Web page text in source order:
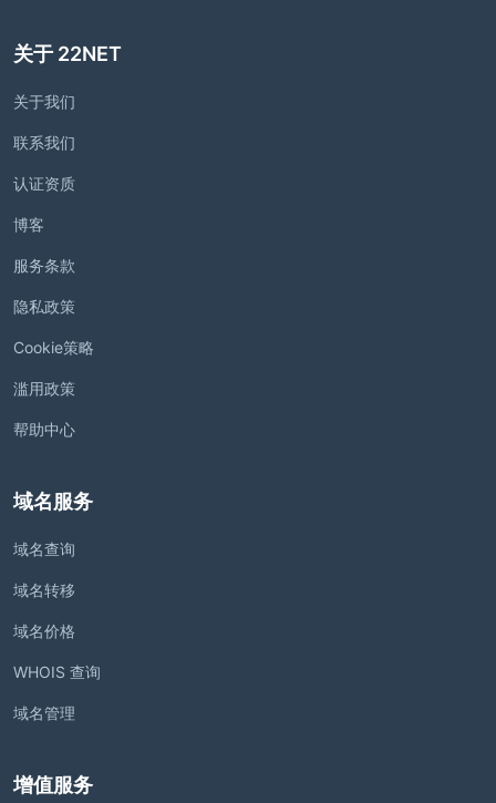
关于 22NET
关于我们
联系我们
认证资质
博客
服务条款
隐私政策
Cookie策略
滥用政策
帮助中心
域名服务
域名查询
域名转移
域名价格
WHOIS 查询
域名管理
增值服务